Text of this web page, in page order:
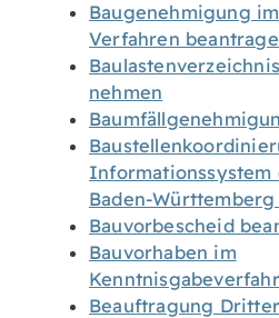
Baugenehmigung
Verfahren
nehmen
Informationssystem
Baden-
Bauvorbescheid
Bauvorhaben im
Beauftragung